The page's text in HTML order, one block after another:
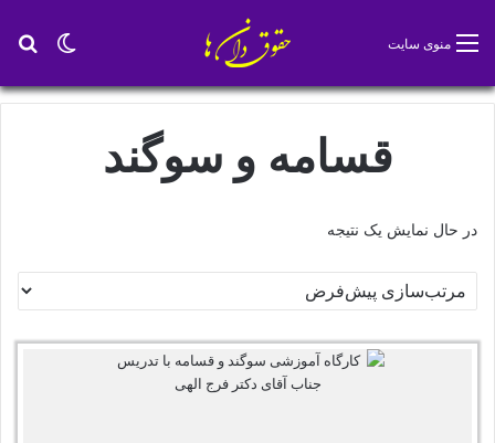
تغییر منوی سایت
قسامه و سوگند
در حال نمایش یک نتیجه